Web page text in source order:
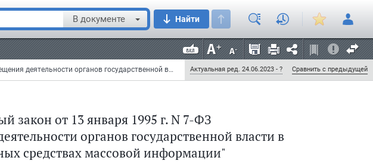
В документе Найти
в государственных средствах массовой информации
Федеральный закон от 13 января 1995 г. N 7-ФЗ "О порядке освещения деятельности органов государственной власти в государственных средствах массовой информации" (с изменениями и дополнениями) Актуальная ред. 24.06.2023 - ? Сравнить с предыдущей
закон от 13 января 1995 г. N 7-ФЗ
органов государственной власти в
средствах массовой информации"